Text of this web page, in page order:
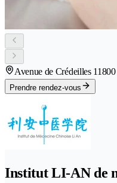
Avenue de Crédeilles 1
Prendre rendez-vous
Institut LI-AN de